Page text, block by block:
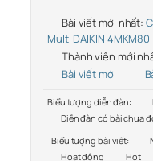
Bài viết mới nhất:
Multi DAIKIN
Thành viên mới
Bài viết mới
Biểu tượng diễn đàn:
Diễn đàn có bài chưa
Biểu tượng bài viết:
Hoạt động
Hot